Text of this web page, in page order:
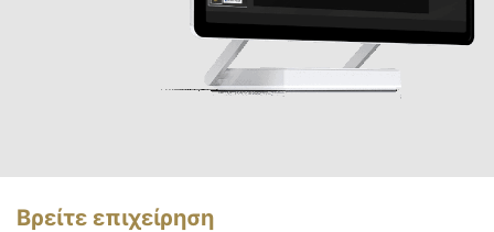
Βρείτε επιχείρηση